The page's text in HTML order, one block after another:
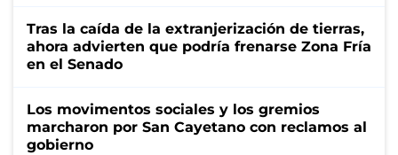
Tras la caída de la extranjerización de tierras,
ahora advierten que podría frenarse Zona Fría
en el Senado
Los movimentos sociales y los gremios
marcharon por San Cayetano con reclamos al
gobierno